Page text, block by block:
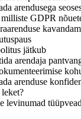
arendusega
GDPR
jätkub
arendaja
arenduse
leket?
levinumad